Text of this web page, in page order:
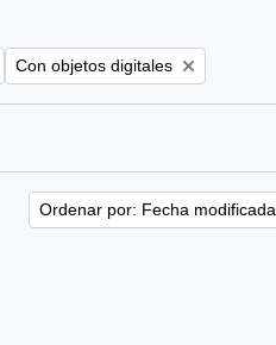
Remove filter:
Con objetos digitales
Ordenar por: Fecha modificada